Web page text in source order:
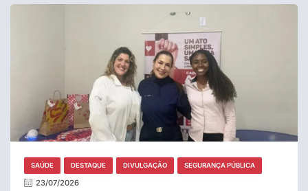
SAÚDE DESTAQUE DIVULGAÇÃO SEGURANÇA PÚBLICA
23/07/2026